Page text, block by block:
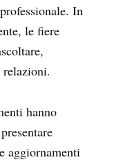
In
le fiere
relazioni.
hanno
aggiornamenti